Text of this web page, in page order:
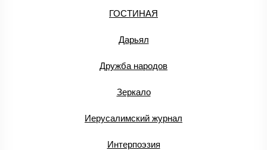
ГОСТИНАЯ
Дарьял
Дружба народов
Зеркало
Иерусалимский журнал
Интерпоэзия